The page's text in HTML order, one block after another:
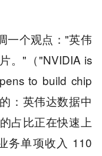
一个观点："英伟
。"（"NVIDIA is
to build chip
：英伟达数据中
占比正在快速上
务单项收入 110